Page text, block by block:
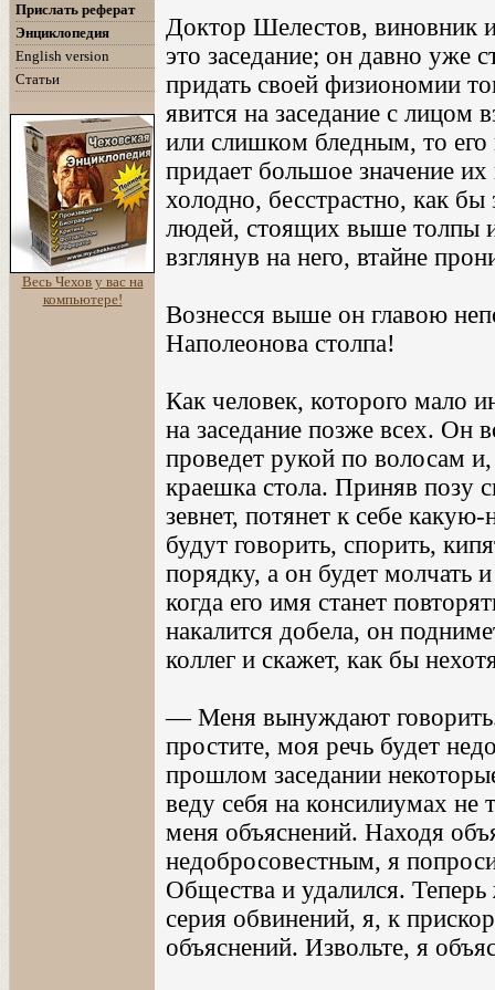
Прислать реферат
Энциклопедия
English version
Статьи
Весь Чехов у вас на
компьютере!
Доктор Шелестов, виновник
это заседание; он давно уже
придать своей физиономии
явится на заседание с
или слишком бледным, то его
придает большое значение
холодно, бесстрастно, как бы
людей, стоящих выше толпы
взглянув на него, втайне
Вознесся выше он главою
Наполеонова столпа!
Как человек, которого мало
на заседание позже всех. Он
проведет рукой по волосам
краешка стола. Приняв позу
зевнет, потянет к себе какую-
будут говорить, спорить,
порядку, а он будет молчать
когда его имя станет
накалится добела, он
коллег и скажет, как бы
— Меня вынуждают
простите, моя речь будет
прошлом заседании
веду себя на консилиумах не
меня объяснений. Находя
недобросовестным, я
Общества и удалился. Теперь
серия обвинений, я, к
объяснений. Извольте, я